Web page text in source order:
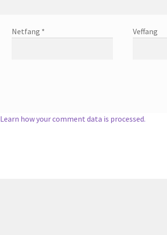
Netfang * Veffang
Learn how your comment data is processed.